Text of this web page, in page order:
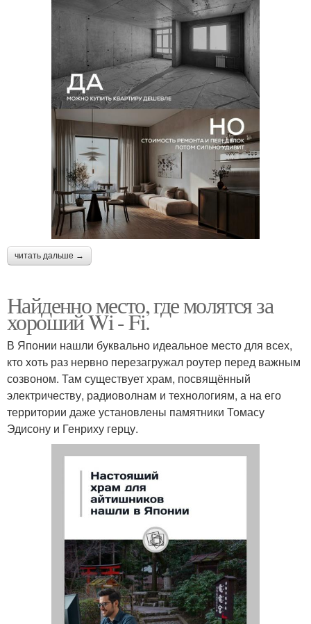
читать дальше →
Найденно место, где молятся за
хороший Wi - Fi.
В Японии нашли буквально идеальное место для всех,
кто хоть раз нервно перезагружал роутер перед важным
созвоном. Там существует храм, посвящённый
электричеству, радиоволнам и технологиям, а на его
территории даже установлены памятники Томасу
Эдисону и Генриху герцу.